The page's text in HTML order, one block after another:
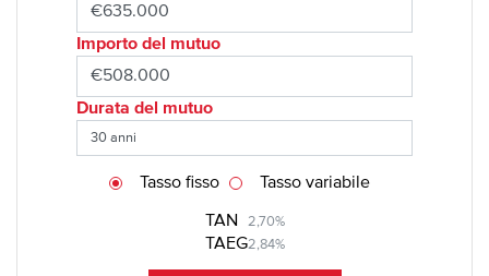
Importo del mutuo
Durata del mutuo
TAN 2,70%
TAEG2,84%
Tasso fisso Tasso variabile